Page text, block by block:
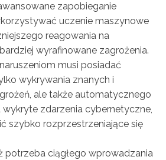
zapobieganie
uczenie maszynowe
reagowania na
wyrafinowane zagrożenia.
musi posiadać
wykrywania znanych i
ale także automatycznego
wykryte zdarzenia cybernetyczne,
szybko rozprzestrzeniające się
potrzeba ciągłego wprowadzania